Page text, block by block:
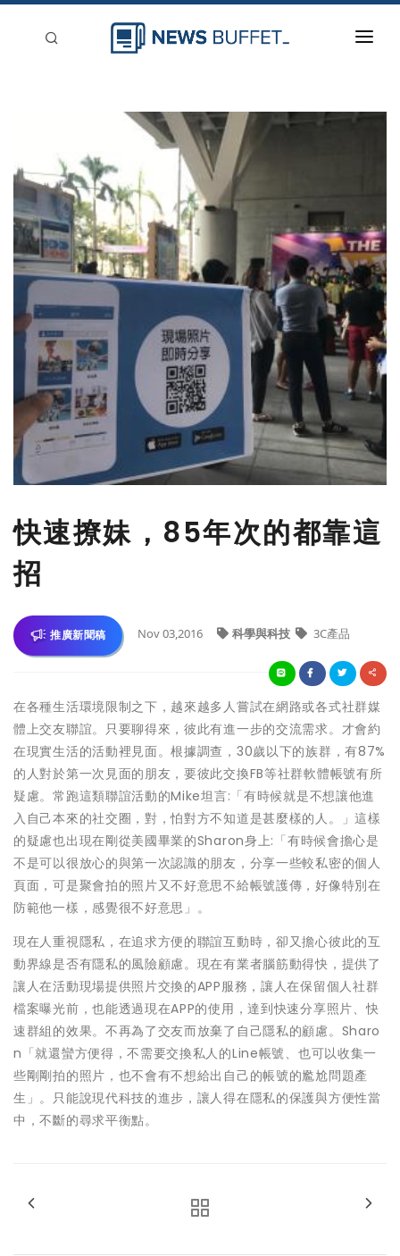
登入
刊登
快速撩妹，85年次的都靠這
招
推廣新聞稿 Nov 03,2016 科學與科技 3C產品
在各種生活環境限制之下，越來越多人嘗試在網路或各式社群媒
體上交友聯誼。只要聊得來，彼此有進一步的交流需求。才會約
在現實生活的活動裡見面。根據調查，30歲以下的族群，有87%
的人對於第一次見面的朋友，要彼此交換FB等社群軟體帳號有所
疑慮。常跑這類聯誼活動的Mike坦言:「有時候就是不想讓他進
入自己本來的社交圈，對，怕對方不知道是甚麼樣的人。」這樣
的疑慮也出現在剛從美國畢業的Sharon身上:「有時候會擔心是
不是可以很放心的與第一次認識的朋友，分享一些較私密的個人
頁面，可是聚會拍的照片又不好意思不給帳號護傳，好像特別在
防範他一樣，感覺很不好意思」。
現在人重視隱私，在追求方便的聯誼互動時，卻又擔心彼此的互
動界線是否有隱私的風險顧慮。現在有業者腦筋動得快，提供了
讓人在活動現場提供照片交換的APP服務，讓人在保留個人社群
檔案曝光前，也能透過現在APP的使用，達到快速分享照片、快
速群組的效果。不再為了交友而放棄了自己隱私的顧慮。Sharo
n「就還蠻方便得，不需要交換私人的Line帳號、也可以收集一
些剛剛拍的照片，也不會有不想給出自己的帳號的尷尬問題產
生」。只能說現代科技的進步，讓人得在隱私的保護與方便性當
中，不斷的尋求平衡點。